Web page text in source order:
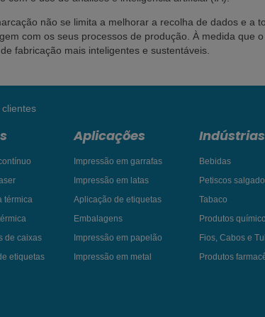
não se limita a melhorar a recolha de dados e a
com os seus processos de produção. À medida que
fabricação mais inteligentes e sustentáveis.
térmica
de caixas
etiquetas
Aplicações
Impressão em garrafas
Impressão em latas
Aplicação de etiquetas
Embalagens
Impressão em papelão
Impressão em metal
Indústrias
Bebidas
Petiscos
Tabaco
Produtos
Fios, Cabos e
Produtos